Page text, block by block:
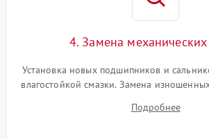
4. Замена механических
Установка новых подшипников и
влагостойкой смазки. Замена
или поврежденной резиновой
Подробнее